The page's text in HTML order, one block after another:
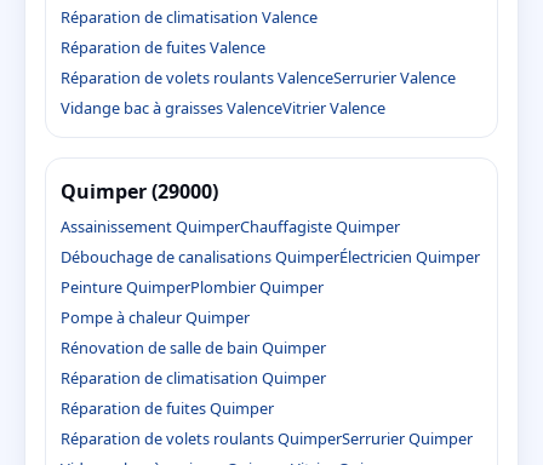
Réparation de climatisation Valence
Réparation de fuites Valence
Réparation de volets roulants ValenceSerrurier Valence
Vidange bac à graisses ValenceVitrier Valence
Quimper (29000)
Assainissement QuimperChauffagiste Quimper
Débouchage de canalisations QuimperÉlectricien Quimper
Peinture QuimperPlombier Quimper
Pompe à chaleur Quimper
Rénovation de salle de bain Quimper
Réparation de climatisation Quimper
Réparation de fuites Quimper
Réparation de volets roulants QuimperSerrurier Quimper